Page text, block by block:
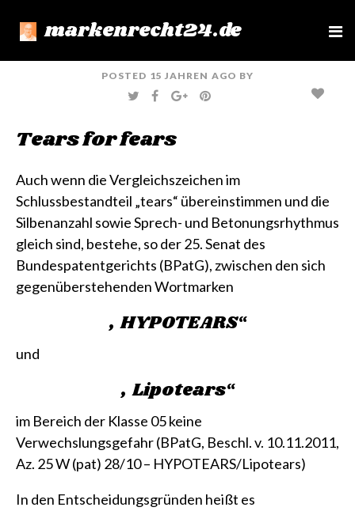
markenrecht24.de
e
POSTED 15 JAHREN AGO BY
T
W
T
E
F
A
O
G
O
E
P
I
Tears for fears
Auch wenn die Vergleichszeichen im
Schlussbestandteil „tears“ übereinstimmen und die
Silbenanzahl sowie Sprech- und Betonungsrhythmus
gleich sind, bestehe, so der 25. Senat des
Bundespatentgerichts (BPatG), zwischen den sich
gegenüberstehenden Wortmarken
„HYPOTEARS“
und
„Lipotears“
im Bereich der Klasse 05 keine
Verwechslungsgefahr(BPatG, Beschl. v. 10.11.2011,
Az. 25 W (pat) 28/10 – HYPOTEARS/Lipotears)
In den Entscheidungsgründen heißt es